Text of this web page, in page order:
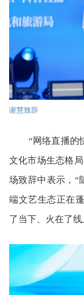
谢慧致辞
“网络直播的
文化市场生态格
场致辞中表示，“
端文艺生态正在
了当下、火在了